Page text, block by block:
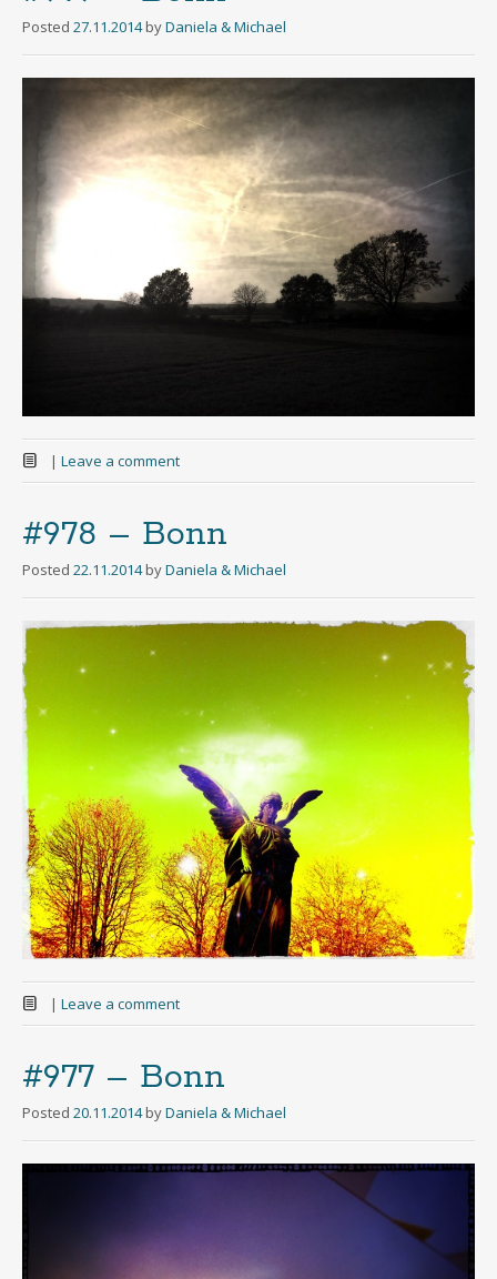
Posted 27.11.2014 byDaniela & Michael
| Leave a comment
#978 – Bonn
Posted 22.11.2014 byDaniela & Michael
| Leave a comment
#977 – Bonn
Posted 20.11.2014 byDaniela & Michael